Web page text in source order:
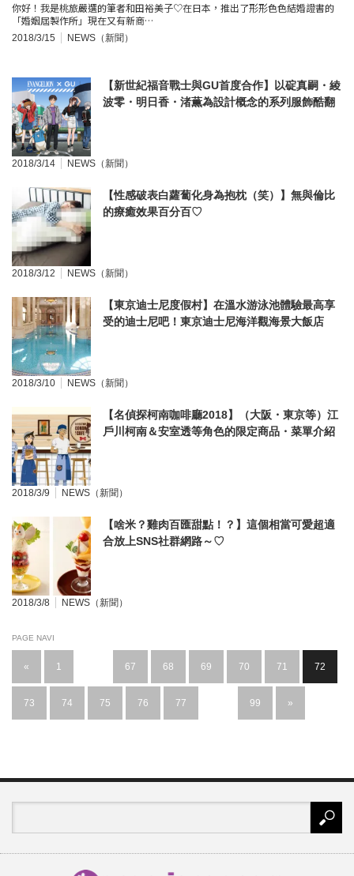
你好！我是桃旅嚴選的筆者和田裕美子♡在日本，推出了形形色色結婚證書的
「婚姻屆製作所」現在又有新商…
2018/3/15 NEWS（新聞）
【新世紀福音戰士與GU首度合作】以碇真嗣・綾
波零・明日香・渚薫為設計概念的系列服飾酷翻
2018/3/14 NEWS（新聞）
【性感破表白蘿蔔化身為抱枕（笑）】無與倫比
的療癒效果百分百♡
2018/3/12 NEWS（新聞）
【東京迪士尼度假村】在溫水游泳池體驗最高享
受的迪士尼吧！東京迪士尼海洋觀海景大飯店
2018/3/10 NEWS（新聞）
【名偵探柯南咖啡廳2018】（大阪・東京等）江
戶川柯南＆安室透等角色的限定商品・菜單介紹
2018/3/9 NEWS（新聞）
【啥米？雞肉百匯甜點！？】這個相當可愛超適
合放上SNS社群網路～♡
2018/3/8 NEWS（新聞）
PAGE NAVI
« 1 67 68 69 70 71 72
73 74 75 76 77 99 »